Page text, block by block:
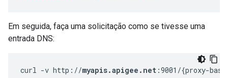
Em seguida, faça uma solicitação como se tivesse uma
entrada DNS:
curl -v http://myapis.apigee.net :9001/{proxy-